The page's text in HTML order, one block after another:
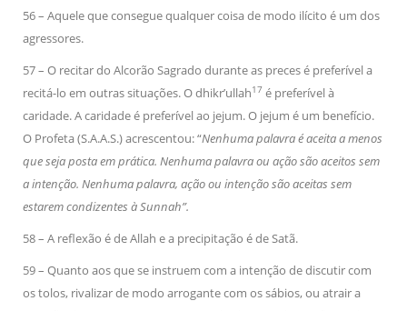
56 – Aquele que consegue qualquer coisa de modo ilícito é um dos
agressores.
57 – O recitar do Alcorão Sagrado durante as preces é preferível a
recitá-lo em outras situações. O dhikr’ullah17 é preferível à
caridade. A caridade é preferível ao jejum. O jejum é um benefício.
O Profeta (S.A.A.S.) acrescentou: “Nenhuma palavra é aceita a menos
que seja posta em prática. Nenhuma palavra ou ação são aceitos sem
a intenção. Nenhuma palavra, ação ou intenção são aceitas sem
estarem condizentes à Sunnah”.
58 – A reflexão é de Allah e a precipitação é de Satã.
59 – Quanto aos que se instruem com a intenção de discutir com
os tolos, rivalizar de modo arrogante com os sábios, ou atrair a